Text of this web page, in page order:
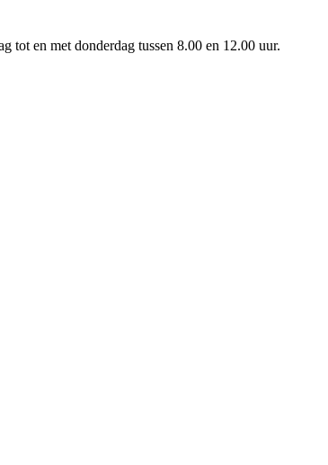
tot en met donderdag tussen 8.00 en 12.00 uur.